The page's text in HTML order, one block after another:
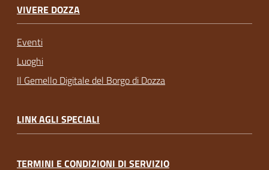
VIVERE DOZZA
Eventi
Luoghi
Il Gemello Digitale del Borgo di Dozza
LINK AGLI SPECIALI
TERMINI E CONDIZIONI DI SERVIZIO